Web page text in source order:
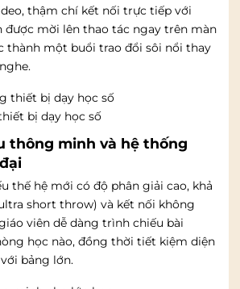
thậm chí kết nối trực tiếp với
được mời lên thao tác ngay trên màn
thành một buổi trao đổi sôi nổi thay
bị dạy học số
thông minh và hệ thống
thế hệ mới có độ phân giải cao, khả
short throw) và kết nối không
viên dễ dàng trình chiếu bài
học nào, đồng thời tiết kiệm diện
bảng lớn.